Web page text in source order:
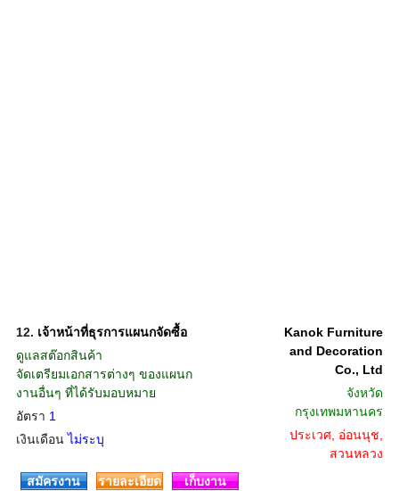
12. เจ้าหน้าที่ธุรการแผนกจัดซื้อ
ดูแลสต๊อกสินค้า
จัดเตรียมเอกสารต่างๆ ของแผนก
งานอื่นๆ ที่ได้รับมอบหมาย
อัตรา 1
เงินเดือนไม่ระบุ
Kanok Furniture
and Decoration
Co., Ltd
จังหวัด
กรุงเทพมหานคร
ประเวศ, อ่อนนุช,
สวนหลวง
สมัครงาน
รายละเอียด เก็บงาน